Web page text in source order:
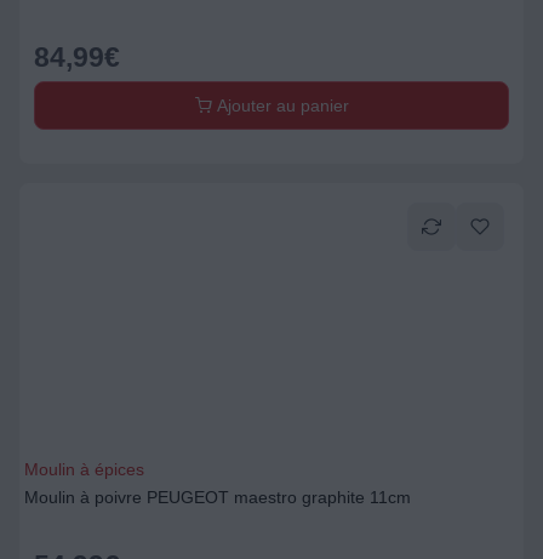
84,99€
Ajouter au panier
Moulin à épices
Moulin à poivre PEUGEOT maestro graphite 11cm